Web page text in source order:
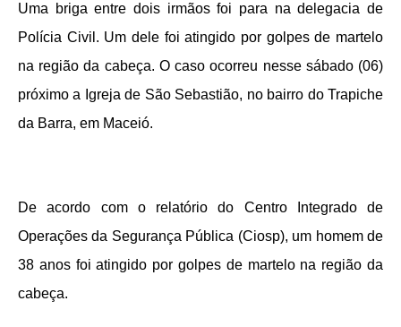
Uma briga entre dois irmãos foi para na delegacia de
Polícia Civil. Um dele foi atingido por golpes de martelo
na região da cabeça. O caso ocorreu nesse sábado (06)
próximo a Igreja de São Sebastião, no bairro do Trapiche
da Barra, em Maceió.
De acordo com o relatório do Centro Integrado de
Operações da Segurança Pública (Ciosp), um homem de
38 anos foi atingido por golpes de martelo na região da
cabeça.